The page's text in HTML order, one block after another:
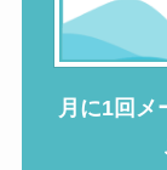
月に1回メ